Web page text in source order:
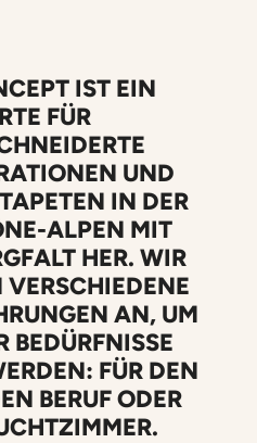
IST EIN
FÜR
W
UND S
IN DER R
ALPEN MIT G
HER. WIR BI
PA
AN, UM JE
GE
FÜR DEN HA
ODER FÜ